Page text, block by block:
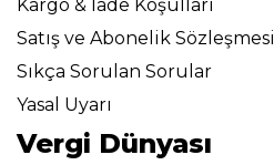
Kargo & İade Koşulları
Satış ve Abonelik Sözleşmesi
Sıkça Sorulan Sorular
Yasal Uyarı
Vergi Dünyası